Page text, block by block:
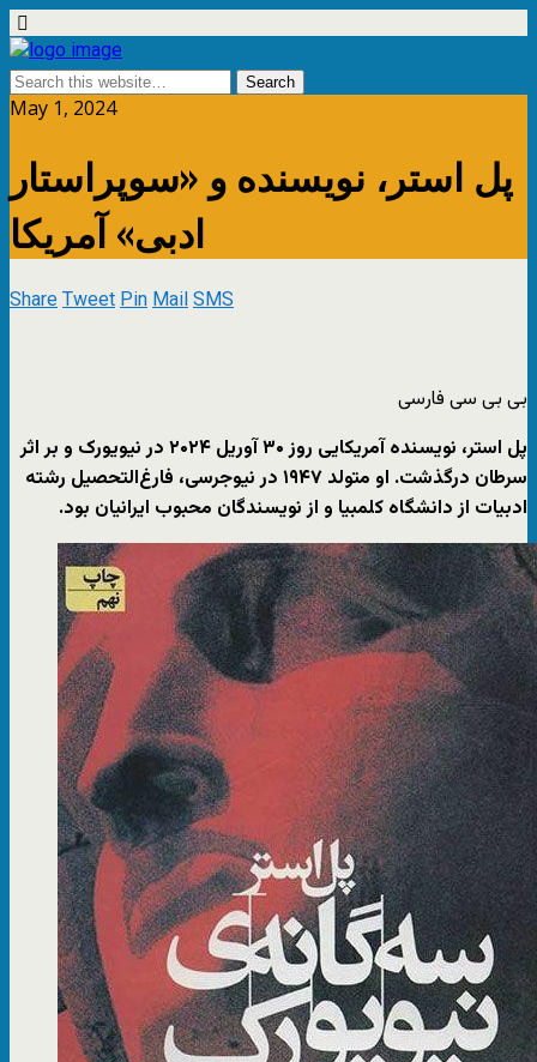
May 1, 2024
پل استر، نویسنده و «سوپراستار
ادبی» آمریکا
ShareTweetPinMailSMS
بی بی سی فارسی
پل استر، نویسنده آمریکایی روز ۳۰ آوریل ۲۰۲۴ در نیویورک و بر اثر
سرطان درگذشت. او متولد ۱۹۴۷ در نیوجرسی، فارغ‌التحصیل رشته
ادبیات از دانشگاه کلمبیا و از نویسندگان محبوب ایرانیان بود.